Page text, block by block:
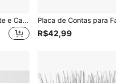
Limpador de Pincéis, Suporte e Caixa de Armazenamento de Pincéis com Paleta, Adequado para Tintas Acrílicas, Aquarela e à Base de Água
R$42,99